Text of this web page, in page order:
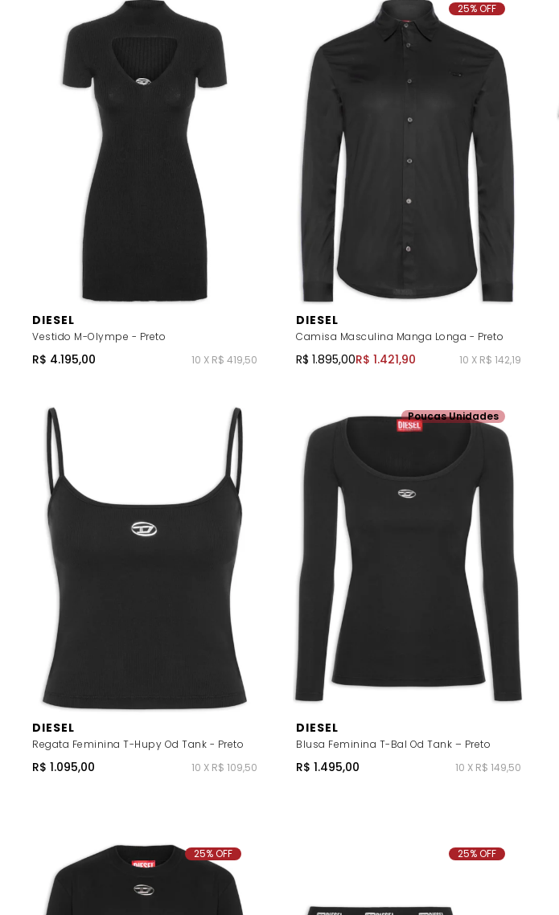
DIESEL
Vestido M-Olympe - Preto
R$ 4.195,00 10 X R$ 419,50
DIESEL
Camisa Masculina Manga Longa - Preto
R$ 1.895,00R$ 1.421,90 10 X R$ 142,19
25% OFF
DIESEL
Regata Feminina T-Hupy Od Tank - Preto
R$ 1.095,00 10 X R$ 109,50
DIESEL
Blusa Feminina T-Bal Od Tank – Preto
R$ 1.495,00 10 X R$ 149,50
Poucas Unidades
25% OFF 25% OFF